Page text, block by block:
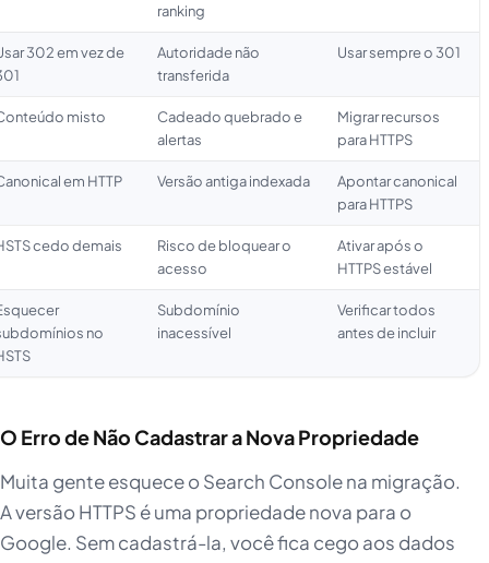
ranking
302 em vez de
Autoridade não
transferida
Usar sempre o 301
misto
Cadeado quebrado e
alertas
Migrar recursos
para HTTPS
em HTTP Versão antiga indexada
Apontar canonical
para HTTPS
cedo demais
Risco de bloquear o
acesso
Ativar após o
HTTPS estável
no
Subdomínio
inacessível
Verificar todos
antes de incluir
O Erro de Não Cadastrar a Nova Propriedade
Muita gente esquece o Search Console na migração.
A versão HTTPS é uma propriedade nova para o
Google. Sem cadastrá-la, você fica cego aos dados